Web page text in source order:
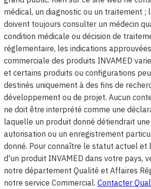
médical, un diagnostic ou un traitement ;
doivent toujours consulter un médecin
condition médicale ou décision de
réglementaire, les indications
commerciale des produits INVAMED
et certains produits ou configurations
destinés uniquement à des fins de
développement ou de projet. Aucun
ne doit être interprété comme une
laquelle un produit donné détiendrait
autorisation ou un enregistrement
donné. Pour connaître le statut actuel et
d'un produit INVAMED dans votre pays,
notre département Qualité et Affaires
notre service Commercial. Contacter